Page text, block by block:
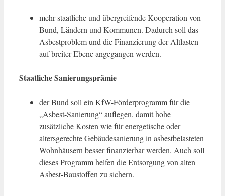
mehr staatliche und übergreifende Kooperation von
Bund, Ländern und Kommunen. Dadurch soll das
Asbestproblem und die Finanzierung der Altlasten
auf breiter Ebene angegangen werden.
Staatliche Sanierungsprämie
der Bund soll ein KfW-Förderprogramm für die
„Asbest-Sanierung“ auflegen, damit hohe
zusätzliche Kosten wie für energetische oder
altersgerechte Gebäudesanierung in asbestbelasteten
Wohnhäusern besser finanzierbar werden. Auch soll
dieses Programm helfen die Entsorgung von alten
Asbest-Baustoffen zu sichern.